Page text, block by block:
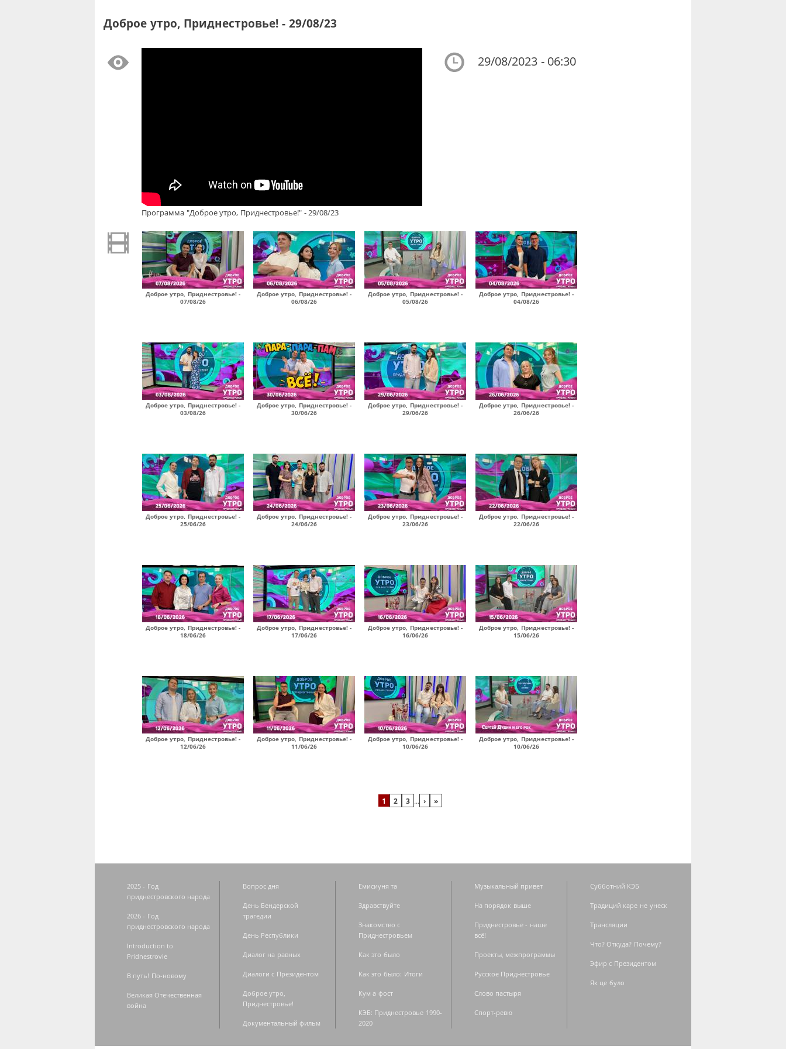
Доброе утро, Приднестровье! - 29/08/23
Программа "Доброе утро, Приднестровье!" - 29/08/23
29/08/2023 - 06:30
Доброе утро, Приднестровье! -
07/08/26
Доброе утро, Приднестровье! -
06/08/26
Доброе утро, Приднестровье! -
05/08/26
Доброе утро, Приднестровье! -
04/08/26
Доброе утро, Приднестровье! -
03/08/26
Доброе утро, Приднестровье! -
30/06/26
Доброе утро, Приднестровье! -
29/06/26
Доброе утро, Приднестровье! -
26/06/26
Доброе утро, Приднестровье! -
25/06/26
Доброе утро, Приднестровье! -
24/06/26
Доброе утро, Приднестровье! -
23/06/26
Доброе утро, Приднестровье! -
22/06/26
Доброе утро, Приднестровье! -
18/06/26
Доброе утро, Приднестровье! -
17/06/26
Доброе утро, Приднестровье! -
16/06/26
Доброе утро, Приднестровье! -
15/06/26
Доброе утро, Приднестровье! -
12/06/26
Доброе утро, Приднестровье! -
11/06/26
Доброе утро, Приднестровье! -
10/06/26
Доброе утро, Приднестровье! -
10/06/26
1 2 3 … › »
2025 - Год
приднестровского народа
2026 - Год
приднестровского народа
Introduction to
Pridnestrovie
В путь! По-новому
Великая Отечественная
война
Вопрос дня
День Бендерской
трагедии
День Республики
Диалог на равных
Диалоги с Президентом
Доброе утро,
Приднестровье!
Документальный фильм
Емисиуня та
Здравствуйте
Знакомство с
Приднестровьем
Как это было
Как это было: Итоги
Кум а фост
КЭБ: Приднестровье 1990-
2020
Музыкальный привет
На порядок выше
Приднестровье - наше
всё!
Проекты, межпрограммы
Русское Приднестровье
Слово пастыря
Спорт-ревю
Субботний КЭБ
Традиций каре не унеск
Трансляции
Что? Откуда? Почему?
Эфир с Президентом
Як це було